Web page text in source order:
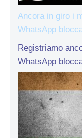
Ancora in giro i
WhatsApp
Registriamo
WhatsApp